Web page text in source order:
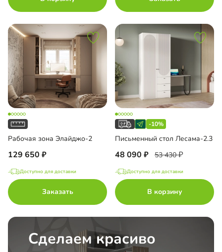
Рабочая зона Элайджо-2
129 650
Доступно для доставки
Заказать
-10%
Письменный стол Лесама-2.3
48 090 53 430
Доступно для доставки
В корзину
Сделаем красиво